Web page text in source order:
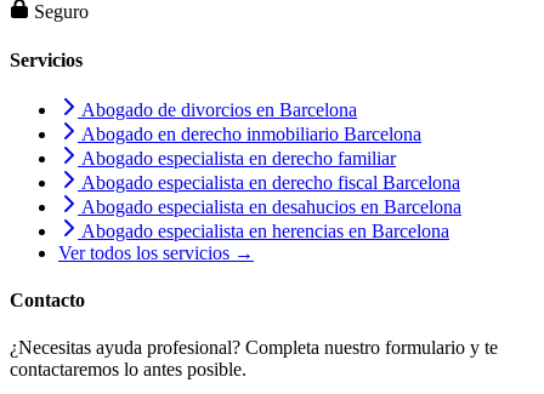
Seguro
Servicios
Abogado de divorcios en Barcelona
Abogado en derecho inmobiliario Barcelona
Abogado especialista en derecho familiar
Abogado especialista en derecho fiscal Barcelona
Abogado especialista en desahucios en Barcelona
Abogado especialista en herencias en Barcelona
Ver todos los servicios →
Contacto
¿Necesitas ayuda profesional? Completa nuestro formulario y te
contactaremos lo antes posible.